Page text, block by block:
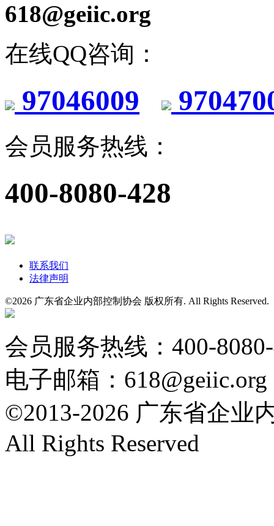
618@geiic.org
在线QQ咨询：
97046009
会员服务热线：
400-8080-428
联系我们
法律声明
©2026 广东省企业内部控制协会 版权所有. All Rights
会员服务热线：400-
电子邮箱：618@geiic.org
©2013-2026 广东省企业
All Rights Reserved